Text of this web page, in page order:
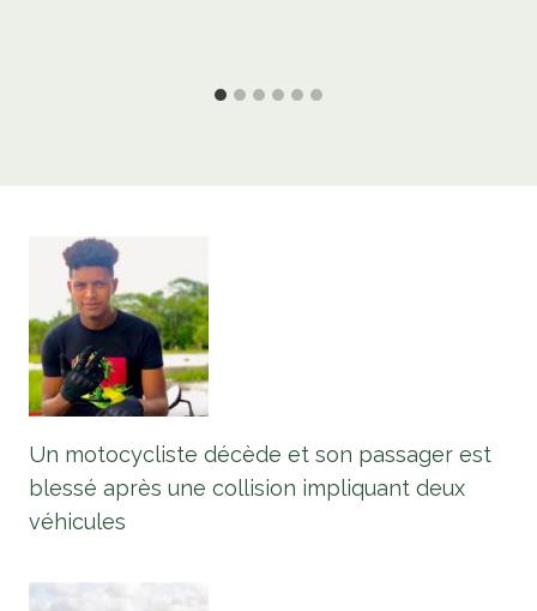
Un motocycliste décède et son passager est
blessé après une collision impliquant deux
véhicules